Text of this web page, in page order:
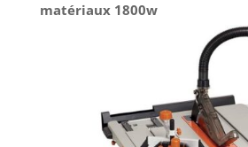
matériaux 1800w